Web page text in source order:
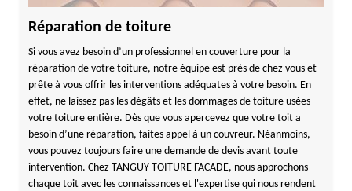
Réparation de toiture
Si vous avez besoin d’un professionnel en couverture pour la
réparation de votre toiture, notre équipe est près de chez vous et
prête à vous offrir les interventions adéquates à votre besoin. En
effet, ne laissez pas les dégâts et les dommages de toiture usées
votre toiture entière. Dès que vous apercevez que votre toit a
besoin d’une réparation, faites appel à un couvreur. Néanmoins,
vous pouvez toujours faire une demande de devis avant toute
intervention. Chez TANGUY TOITURE FACADE, nous approchons
chaque toit avec les connaissances et l'expertise qui nous rendent